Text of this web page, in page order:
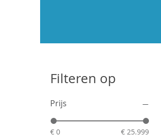
Filteren op
Prijs
€ 0 € 25.999